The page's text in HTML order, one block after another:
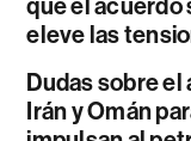
que el acuerdo
eleve las
Dudas sobre
Irán y Omán